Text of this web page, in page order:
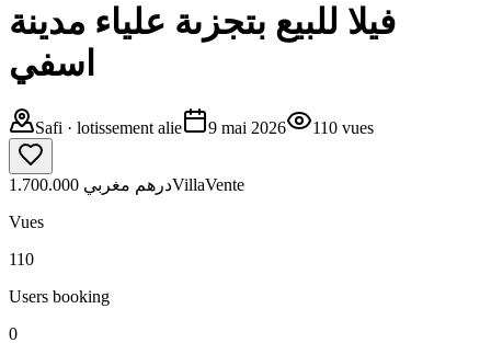
فيلا للبيع بتجزىة علياء مدينة
اسفي
Safi · lotissement alie 9 mai 2026 110 vues
1.700.000 درهم مغربيVillaVente
Vues
110
Users booking
0